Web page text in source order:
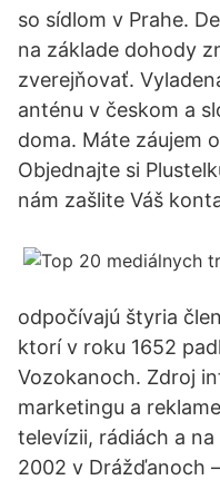
so sídlom v Prahe.
na základe dohody
zverejňovať.
anténu v českom a
doma. Máte záujem
Objednajte si
nám zašlite Váš
odpočívajú štyria
ktorí v roku 1652
Vozokanoch. Zdroj
marketingu a
televízii, rádiách a
2002 v Drážďanoch